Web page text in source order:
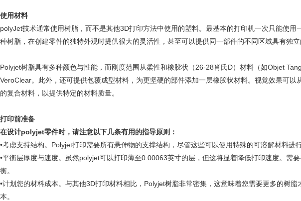
使用材料
polyJet技术通常使用树脂，而不是其他3D打印方法中使用的塑料。最基本的打印机一次只能使
种树脂，在创建零件的独特外观时提供很大的灵活性，甚至可以提供同一部件的不同区域具有独立
Polyjet树脂具有多种颜色与性能，而刚度范围从柔性和橡胶状（26-28肖氏D）材料（如Objet
VeroClear。此外，还可提供包覆成型材料，为更坚硬的部件添加一层橡胶状材料。视觉效果可
的复合材料，以提供特定的材料质量。
打印前准备
在设计polyjet零件时，请注意以下几条有用的指导原则：
•考虑支持结构。Polyjet打印需要所有悬伸物的支撑结构，尽管这些可以使用特殊的可溶解材料进
•平衡层厚度与速度。虽然polyjet可以打印薄至0.00063英寸的层，但这将显着降低打印速度。需
衡。
•计划您的材料成本。与其他3D打印材料相比，Polyjet树脂非常密集，这意味着您需要更多的树
本。